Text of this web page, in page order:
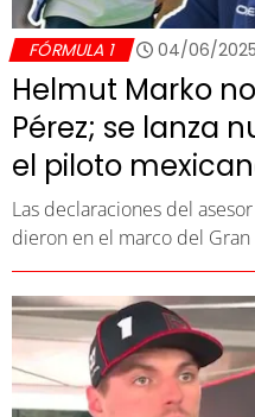
FÓRMULA 1 04/06/2025
Helmut Marko
Pérez; se lanza
el piloto
Las declaraciones del
dieron en el marco del